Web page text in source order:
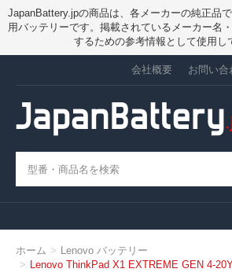
JapanBattery.jpの商品は、各メーカーの純正品
用バッテリーです。掲載されているメーカー名
するための参考情報として使用し
会社概要 お問い合
ホーム
Lenovo バッテリー
Lenovo ThinkPad X1 EXTREME GEN 4-